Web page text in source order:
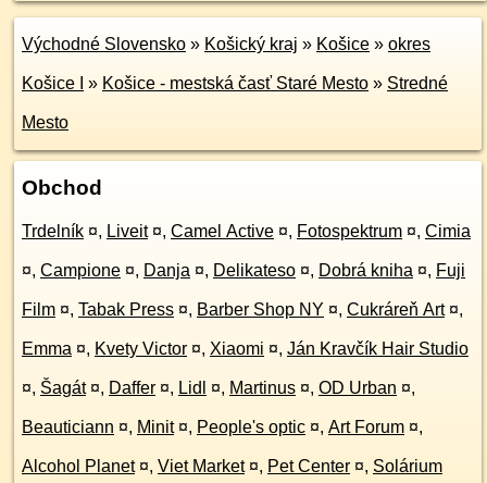
Východné Slovensko » Košický kraj » Košice » okres
Košice I » Košice - mestská časť Staré Mesto » Stredné
Mesto
Obchod
Trdelník ¤, Liveit ¤, Camel Active ¤, Fotospektrum ¤, Cimia
¤, Campione ¤, Danja ¤, Delikateso ¤, Dobrá kniha ¤, Fuji
Film ¤, Tabak Press ¤, Barber Shop NY ¤, Cukráreň Art ¤,
Emma ¤, Kvety Victor ¤, Xiaomi ¤, Ján Kravčík Hair Studio
¤, Šagát ¤, Daffer ¤, Lidl ¤, Martinus ¤, OD Urban ¤,
Beauticiann ¤, Minit ¤, People's optic ¤, Art Forum ¤,
Alcohol Planet ¤, Viet Market ¤, Pet Center ¤, Solárium